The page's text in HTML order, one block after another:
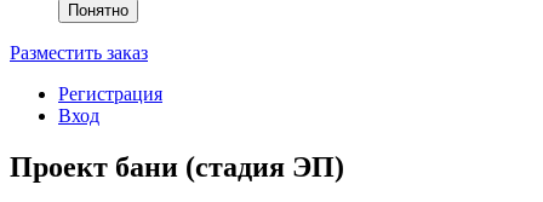
Понятно
Разместить заказ
Регистрация
Вход
Проект бани (стадия ЭП)